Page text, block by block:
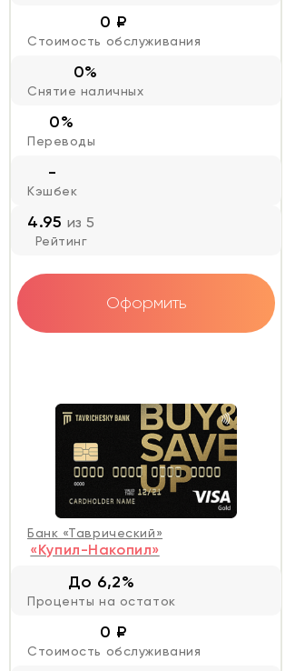
0 ₽
Стоимость обслуживания
0%
Снятие наличных
0%
Переводы
-
Кэшбек
4.95 из 5
Рейтинг
Оформить
Банк «Таврический»
«Купил-Накопил»
До 6,2%
Проценты на остаток
0 ₽
Стоимость обслуживания